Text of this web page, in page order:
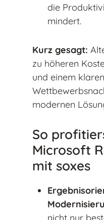
die
mindert.
Kurz gesagt:
zu höheren
und einem klaren
modernen
So
Microsoft
mit soxes
nicht nur